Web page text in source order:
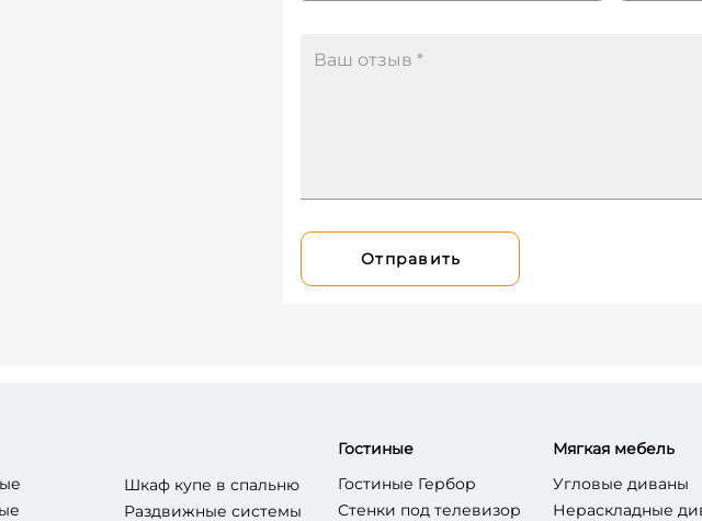
Отправить
Шкаф купе в спальню
Раздвижные системы
Гостиные
Гостиные Гербор
Стенки под телевизор
Мягкая мебель
Угловые диваны
Нераскладные